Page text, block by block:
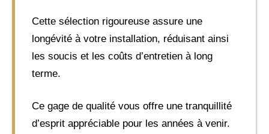
Cette sélection rigoureuse assure une
longévité à votre installation, réduisant ainsi
les soucis et les coûts d’entretien à long
terme.
Ce gage de qualité vous offre une tranquillité
d’esprit appréciable pour les années à venir.